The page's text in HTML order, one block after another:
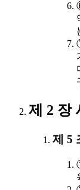
제 2 장
제 5